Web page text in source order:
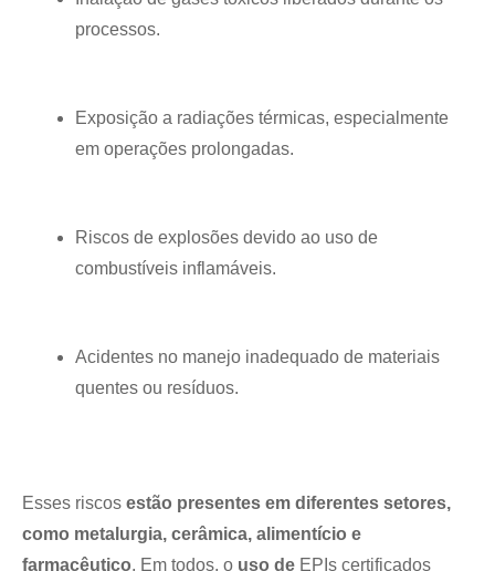
processos.
Exposição a radiações térmicas, especialmente
em operações prolongadas.
Riscos de explosões devido ao uso de
combustíveis inflamáveis.
Acidentes no manejo inadequado de materiais
quentes ou resíduos.
Esses riscos estão presentes em diferentes setores,
como metalurgia, cerâmica, alimentício e
farmacêutico. Em todos, o uso de EPIs certificados